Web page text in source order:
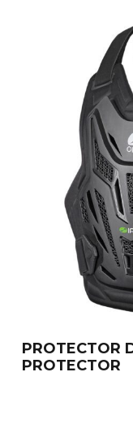
PROTECTOR
PROTECTOR